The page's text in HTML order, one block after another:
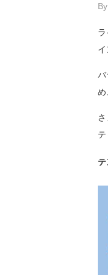
バ
め